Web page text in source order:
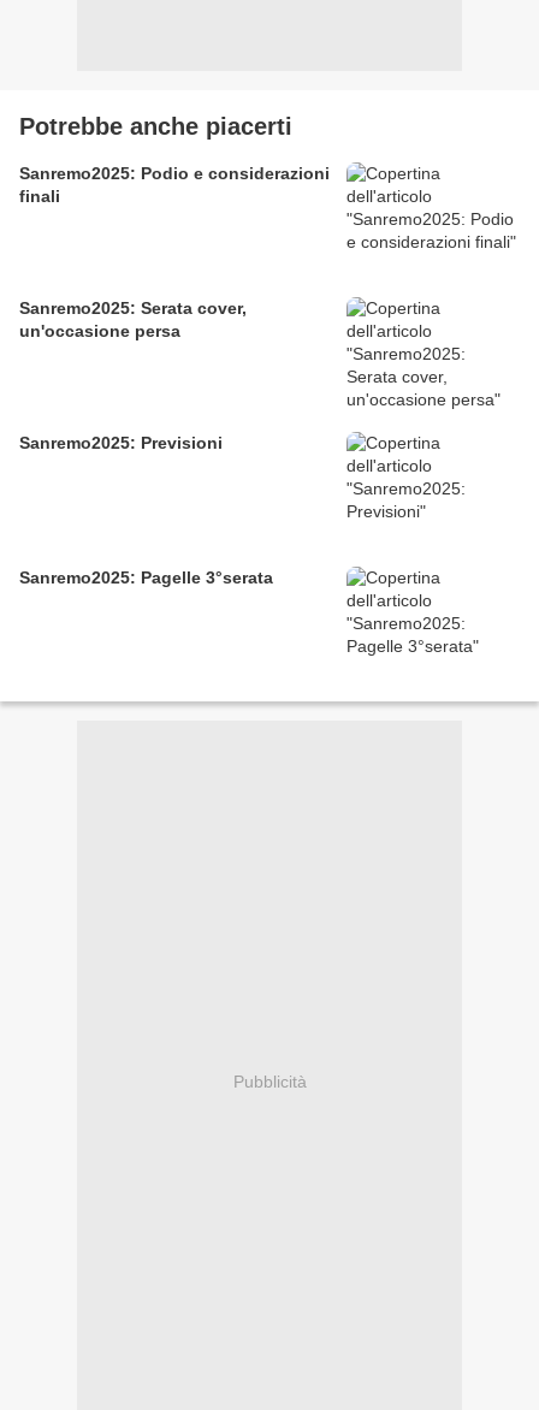
Potrebbe anche piacerti
Sanremo2025: Podio e considerazioni
finali
Sanremo2025: Serata cover,
un'occasione persa
Sanremo2025: Previsioni
Sanremo2025: Pagelle 3°serata
Pubblicità